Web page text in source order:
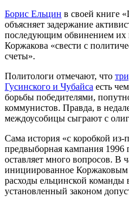
Борис Ельцин в своей книге
объясняет задержание
последующим обвинением их
Коржакова «свести с
счеты».
Политологи отмечают, что
Гусинского и Чубайса есть
борьбы победителями,
коммунистов. Правда, в
междоусобицы сыграют с
Сама история «с коробкой из-
предвыборная кампания 1996
оставляет много вопросов. В
инициированное
расходы ельцинской команды
установленный законом